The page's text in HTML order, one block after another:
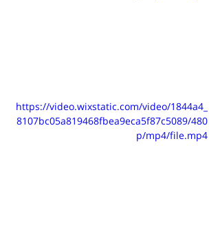
https://video.wixstatic.com/video/1844a4_
8107bc05a819468fbea9eca5f87c5089/480
p/mp4/file.mp4